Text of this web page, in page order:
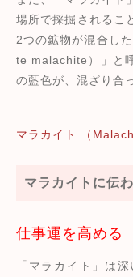
場所で採掘されるこ
2つの鉱物が混合し
te malachite）」と
の藍色が、混ざり合
マラカイト （
マラカイトに伝
仕事運を高める
「マラカイト」は